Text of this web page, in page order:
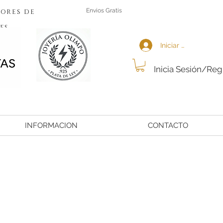
de
Envios Gratis
Inicia Sesión/
Iniciar sesión
INFORMACION CONTACTO